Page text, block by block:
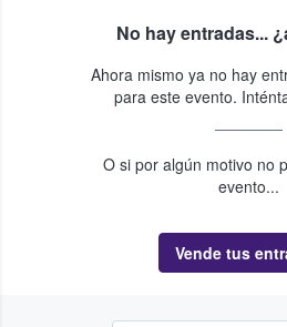
No hay entradas...
Ahora mismo ya no hay
para este evento.
O si por algún motivo no
evento...
Vende tus